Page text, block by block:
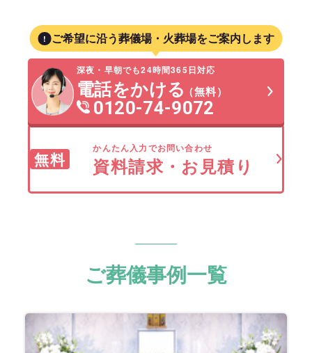
ご希望に沿う葬儀場・火葬場をご案内します
深夜・早朝でも24時間365日対応
電話をかける（無料）
0120-74-9072
無料
かんたん入力でお問い合わせ
資料請求・お見積り
ご葬儀事例一覧